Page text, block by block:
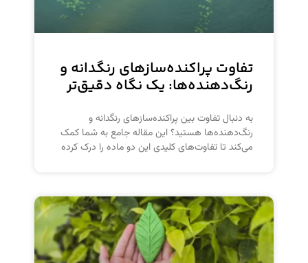
تفاوت پراکنده‌سازهای رنگدانه و
رنگ‌دهنده‌ها: یک نگاه دقیق‌تر
به دنبال تفاوت بین پراکنده‌سازهای رنگدانه و
رنگ‌دهنده‌ها هستید؟ این مقاله جامع به شما کمک
می‌کند تا تفاوت‌های کلیدی این دو ماده را درک کرده